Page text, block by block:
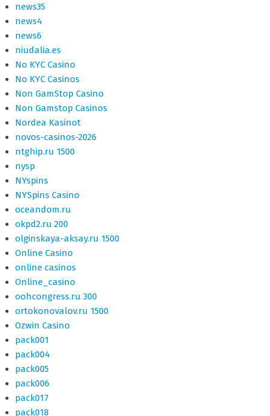
news35
news4
news6
niudalia.es
No KYC Casino
No KYC Casinos
Non GamStop Casino
Non Gamstop Casinos
Nordea Kasinot
novos-casinos-2026
ntghip.ru 1500
nysp
NYspins
NYSpins Casino
oceandom.ru
okpd2.ru 200
olginskaya-aksay.ru 1500
Online Casino
online casinos
Online_casino
oohcongress.ru 300
ortokonovalov.ru 1500
Ozwin Casino
pack001
pack004
pack005
pack006
pack017
pack018